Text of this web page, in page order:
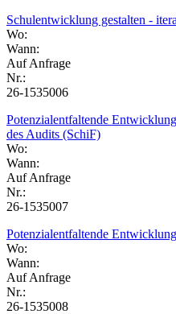
Schulentwicklung gestalten -
Wo:
Wann:
Auf Anfrage
Nr.:
26-1535006
Potenzialentfaltende
des Audits (SchiF)
Wo:
Wann:
Auf Anfrage
Nr.:
26-1535007
Potenzialentfaltende
Wo:
Wann:
Auf Anfrage
Nr.:
26-1535008